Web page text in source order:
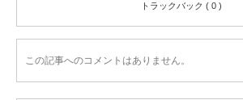
トラックバック ( 0 )
この記事へのコメントはありません。